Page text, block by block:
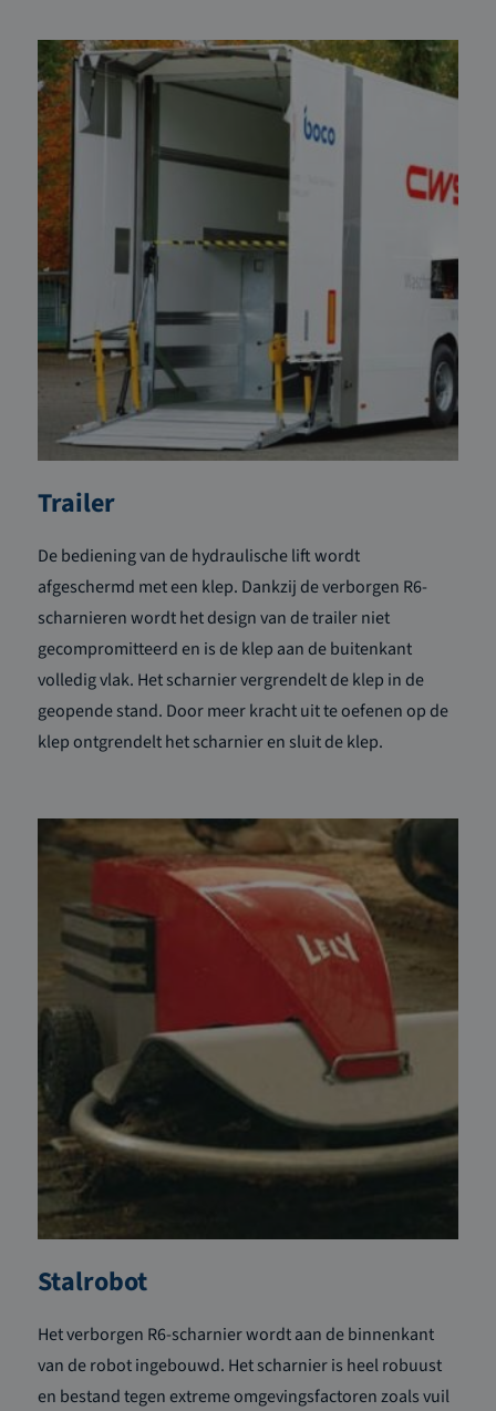
Trailer
De bediening van de hydraulische lift wordt
afgeschermd met een klep. Dankzij de verborgen R6-
scharnieren wordt het design van de trailer niet
gecompromitteerd en is de klep aan de buitenkant
volledig vlak. Het scharnier vergrendelt de klep in de
geopende stand. Door meer kracht uit te oefenen op de
klep ontgrendelt het scharnier en sluit de klep.
Stalrobot
Het verborgen R6-scharnier wordt aan de binnenkant
van de robot ingebouwd. Het scharnier is heel robuust
en bestand tegen extreme omgevingsfactoren zoals vuil